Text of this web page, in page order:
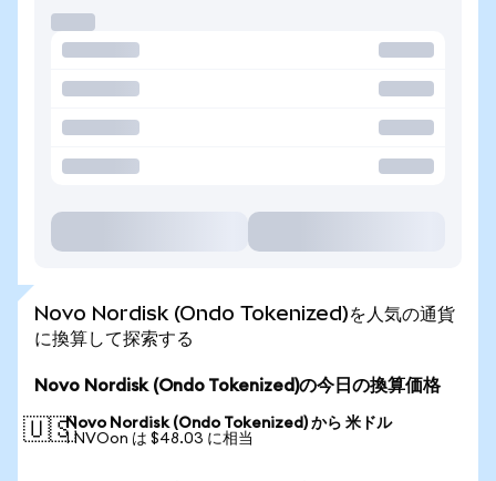
Novo Nordisk (Ondo Tokenized)を人気の通貨
に換算して探索する
Novo Nordisk (Ondo Tokenized)の今日の換算価格
🇺🇸Novo Nordisk (Ondo Tokenized) から 米ドル
1 NVOon は $48.03 に相当